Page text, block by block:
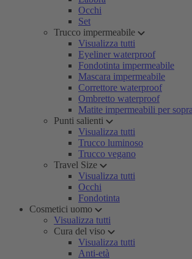
Occhi
Set
Trucco impermeabile
Visualizza tutti
Eyeliner waterproof
Fondotinta impermeabile
Mascara impermeabile
Correttore waterproof
Ombretto waterproof
Matite impermeabili per
Punti salienti
Visualizza tutti
Trucco luminoso
Trucco vegano
Travel Size
Visualizza tutti
Occhi
Fondotinta
Cosmetici uomo
Visualizza tutti
Cura del viso
Visualizza tutti
Anti-età